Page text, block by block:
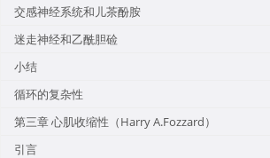
交感神经系统和儿茶酚胺
迷走神经和乙酰胆硷
小结
循环的复杂性
第三章 心肌收缩性（Harry A.Fozzard）
引言